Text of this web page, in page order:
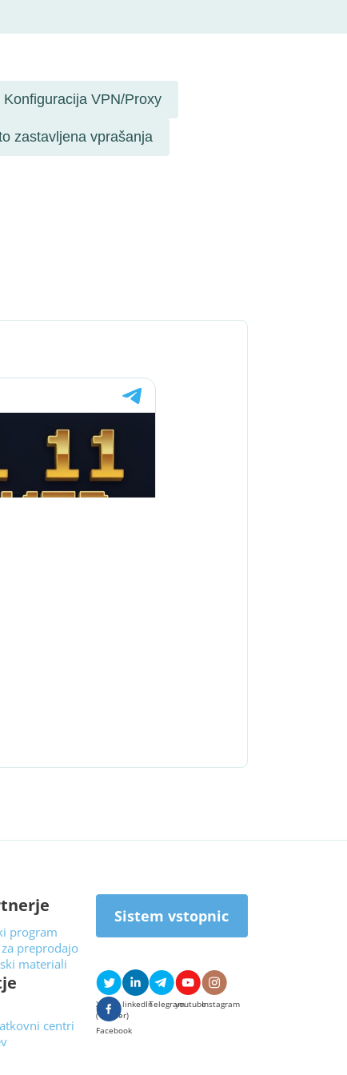
Konfiguracija VPN/Proxy
zastavljena vprašanja
program
preprodajo
materiali
centri
Sistem vstopnic
X
(Twitter)
linkedInTelegramyoutubeInstagram
Facebook